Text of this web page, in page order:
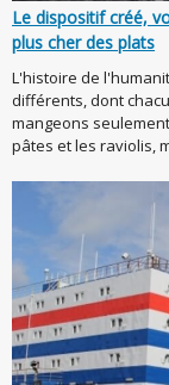
Le dispositif créé,
plus cher des plats
L'histoire de
différents, dont
mangeons
pâtes et les raviolis,